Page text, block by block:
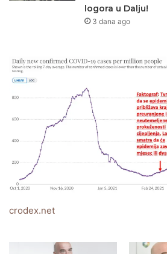
logora u Dalju!
3 dana ago
crodex.net